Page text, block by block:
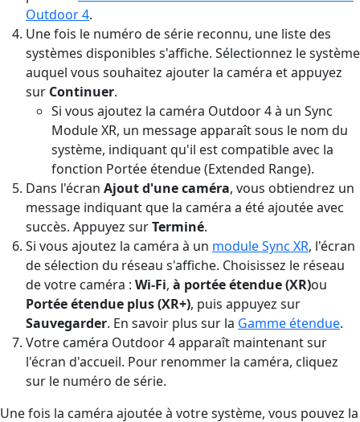
Outdoor 4.
Une fois le numéro de série reconnu, une liste des
systèmes disponibles s'affiche. Sélectionnez le système
auquel vous souhaitez ajouter la caméra et appuyez
sur Continuer.
Si vous ajoutez la caméra Outdoor 4 à un Sync
Module XR, un message apparaît sous le nom du
système, indiquant qu'il est compatible avec la
fonction Portée étendue (Extended Range).
Dans l'écran Ajout d'une caméra, vous obtiendrez un
message indiquant que la caméra a été ajoutée avec
succès. Appuyez surTerminé.
Si vous ajoutez la caméra à un module Sync XR, l'écran
de sélection du réseau s'affiche. Choisissez le réseau
de votre caméra : Wi-Fi, à portée étendue (XR)ou
Portée étendue plus (XR+), puis appuyez sur
Sauvegarder. En savoir plus sur la Gamme étendue.
Votre caméra Outdoor 4 apparaît maintenant sur
l'écran d'accueil. Pour renommer la caméra, cliquez
sur le numéro de série.
Une fois la caméra ajoutée à votre système, vous pouvez la